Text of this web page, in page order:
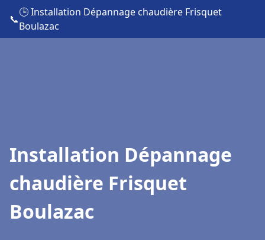
📞
🕒 Installation Dépannage chaudière Frisquet
Boulazac
Installation Dépannage
chaudière Frisquet
Boulazac